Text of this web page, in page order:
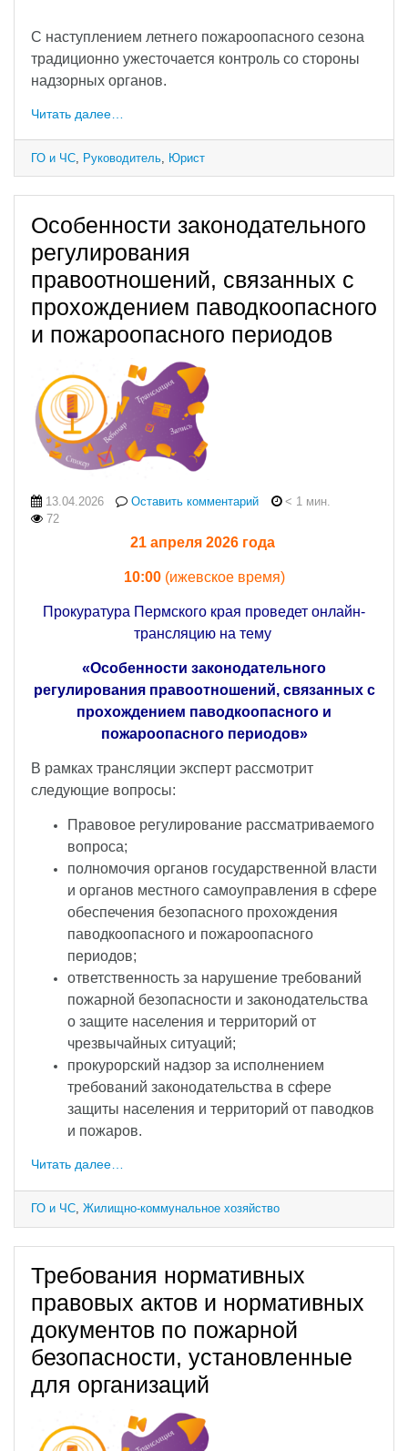
С наступлением летнегопожароопасногосезона
традиционноужесточается контрольсостороны
надзорныхорганов.
Читать далее…
ГО и ЧС, Руководитель, Юрист
Особенности законодательного
регулирования
правоотношений, связанных с
прохождением паводкоопасного
и пожароопасного периодов
13.04.2026 Оставить комментарий
< 1 мин.
72
21 апреля 2026 года
10:00(ижевское время)
Прокуратура Пермского края проведет онлайн-
трансляцию на тему
«Особенности законодательного
регулирования правоотношений, связанных с
прохождением паводкоопасного и
пожароопасного периодов»
В рамках трансляции эксперт рассмотрит
следующие вопросы:
Правовое регулирование рассматриваемого
вопроса;
полномочия органов государственной власти
и органов местного самоуправления в сфере
обеспечения безопасного прохождения
паводкоопасного и пожароопасного
периодов;
ответственность за нарушение требований
пожарной безопасности и законодательства
о защите населения и территорий от
чрезвычайных ситуаций;
прокурорский надзор за исполнением
требований законодательства в сфере
защиты населения и территорий от паводков
и пожаров.
Читать далее…
ГО и ЧС, Жилищно-коммунальное хозяйство
Требования нормативных
правовых актов и нормативных
документов по пожарной
безопасности, установленные
для организаций